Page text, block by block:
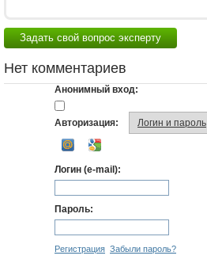
Задать свой вопрос эксперту
Нет комментариев
Анонимный вход:
Авторизация: Логин и пароль
Логин (e-mail):
Пароль:
Регистрация Забыли пароль?